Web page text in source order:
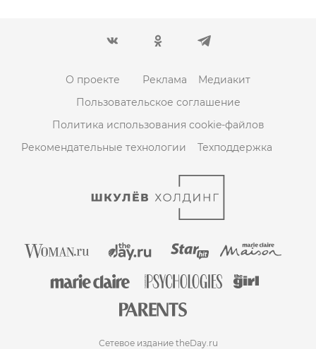
О проекте Реклама
Медиакит
Пользовательское соглашение
Политика использования cookie-файлов
Рекомендательные технологии
Техподдержка
Сетевое издание theDay.ru